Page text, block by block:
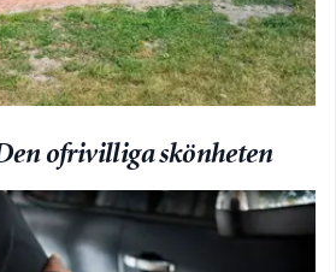
ofrivilliga skönheten